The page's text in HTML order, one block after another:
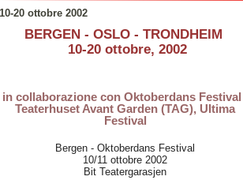
10-20 ottobre 2002
BERGEN - OSLO - TRONDHEIM
10-20 ottobre, 2002
in collaborazione con Oktoberdans Festival
Teaterhuset Avant Garden (TAG), Ultima
Festival
Bergen - Oktoberdans Festival
10/11 ottobre 2002
Bit Teatergarasjen